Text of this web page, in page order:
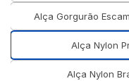
Alça Gorgurão
Alça Nylon
Alça Nylon